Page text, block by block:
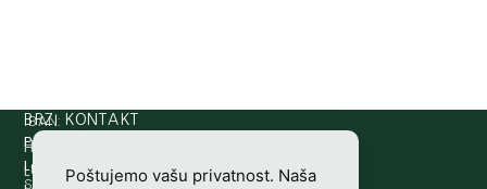
HRVATSKI
LOVAČKI
IBAN:
HR8124020061100501497
SWIFT/BIC
BRZI KONTAKT
Prijava štete:
Lovne iskaznice:
rh.moc.slh
@acinzaksi
Poštujemo vašu privatnost. Naša